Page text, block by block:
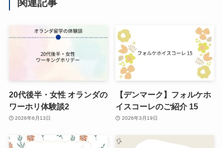
関連記事
20代後半・女性 オランダの
ワーホリ体験談2
2026年6月13日
【デンマーク】フォルケホ
イスコーレのご紹介 15
2026年3月19日